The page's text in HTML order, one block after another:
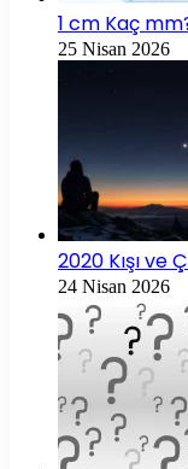
1 cm Kaç
25 Nisan 2026
2020 Kışı ve
24 Nisan 2026